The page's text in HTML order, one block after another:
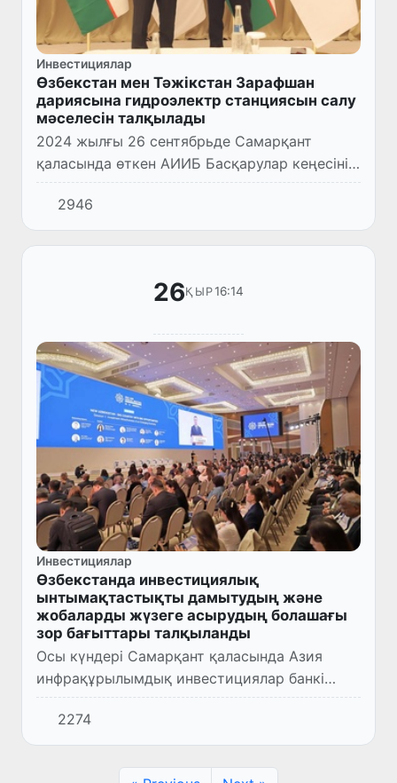
Инвестициялар
Өзбекстан мен Тәжікстан Зарафшан
дариясына гидроэлектр станциясын салу
мәселесін талқылады
2024 жылғы 26 сентябрьде Самарқант
қаласында өткен АИИБ Басқарулар кеңесінің
9-Жиналысы шеңберінде Өзбекстан
Республикасының Инвестициялар, өнеркәсіп
және сауда министрі Лазиз Куд...
2946
26ҚЫР16:14
Инвестициялар
Өзбекстанда инвестициялық
ынтымақтастықты дамытудың және
жобаларды жүзеге асырудың болашағы
зор бағыттары талқыланды
Осы күндері Самарқант қаласында Азия
инфрақұрылымдық инвестициялар банкі
Басқарулар кеңесінің 9-Жылдық жиналысы
өтуде. Оған АИИБ-ға мүше 100-ден астам
елдердің инвестициялық және қ...
2274